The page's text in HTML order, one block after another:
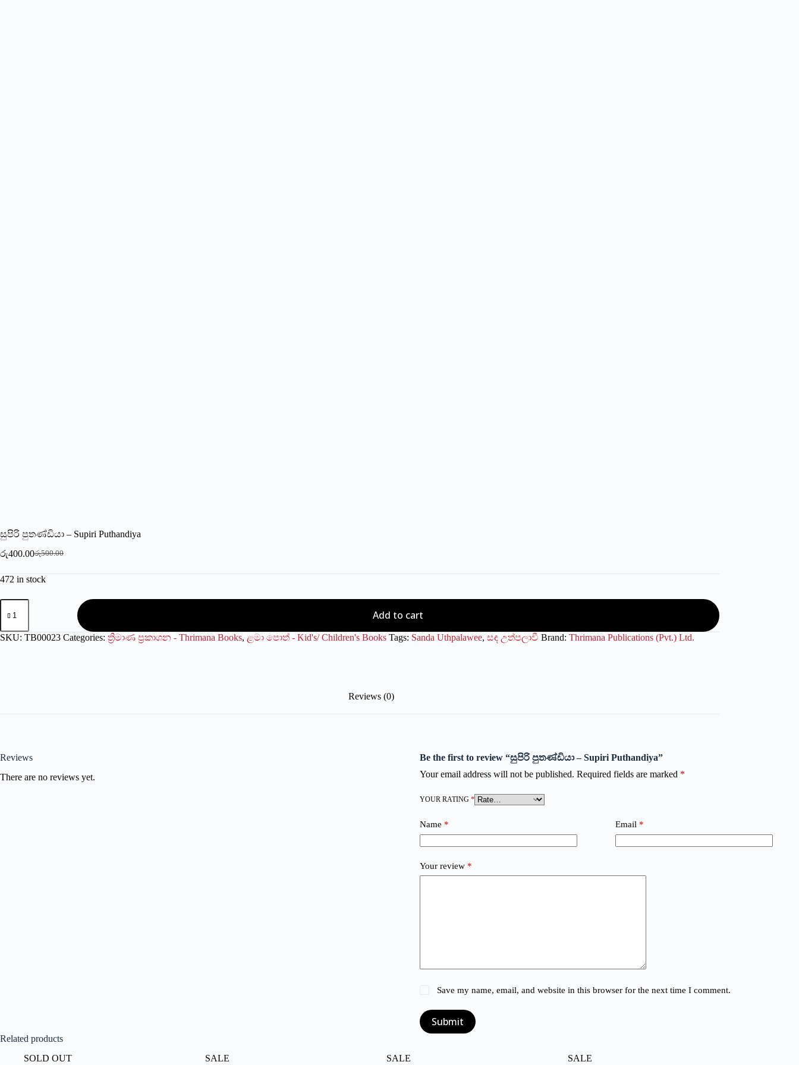
සුපිරි පුතණ්ඩියා – Supiri Puthandiya
රු500.00
Original
was:
රු400.00Current
is:
472 in stock
සුපිරි
පුතණ්ඩියා
Supiri
Puthandiya
Add to cart
SKU: TB00023 Categories: ත්‍රිමාණ ප්‍රකාශන - Thrimana Books, ළමා පොත් - Kid's/ Children's Books Tags: Sanda Uthpalawee, සඳ උත්පලාවී Brand: Thrimana Publications (Pvt.) Ltd.
Reviews (0)
Reviews
There are no reviews yet.
Be the first to review “සුපිරි පුතණ්ඩියා – Supiri Puthandiya”
Your email address will not be published. Required fields are marked *
YOUR RATING *
Name * Email*
Your review *
Save my name, email, and website in this browser for the next time I comment.
Submit
Related products
SOLD OUT
SALE SALE SALE